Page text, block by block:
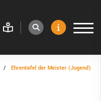
Ehrentafel der Meister (Jugend)